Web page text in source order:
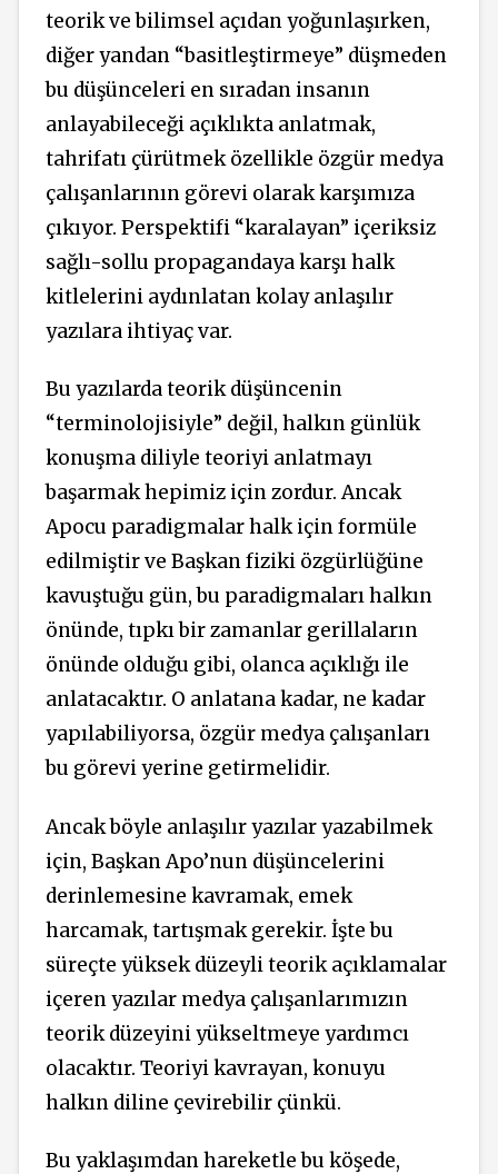
teorik ve bilimsel açıdan yoğunlaşırken,
diğer yandan “basitleştirmeye” düşmeden
bu düşünceleri en sıradan insanın
anlayabileceği açıklıkta anlatmak,
tahrifatı çürütmek özellikle özgür medya
çalışanlarının görevi olarak karşımıza
çıkıyor. Perspektifi “karalayan” içeriksiz
sağlı-sollu propagandaya karşı halk
kitlelerini aydınlatan kolay anlaşılır
yazılara ihtiyaç var.
Bu yazılarda teorik düşüncenin
“terminolojisiyle” değil, halkın günlük
konuşma diliyle teoriyi anlatmayı
başarmak hepimiz için zordur. Ancak
Apocu paradigmalar halk için formüle
edilmiştir ve Başkan fiziki özgürlüğüne
kavuştuğu gün, bu paradigmaları halkın
önünde, tıpkı bir zamanlar gerillaların
önünde olduğu gibi, olanca açıklığı ile
anlatacaktır. O anlatana kadar, ne kadar
yapılabiliyorsa, özgür medya çalışanları
bu görevi yerine getirmelidir.
Ancak böyle anlaşılır yazılar yazabilmek
için, Başkan Apo’nun düşüncelerini
derinlemesine kavramak, emek
harcamak, tartışmak gerekir. İşte bu
süreçte yüksek düzeyli teorik açıklamalar
içeren yazılar medya çalışanlarımızın
teorik düzeyini yükseltmeye yardımcı
olacaktır. Teoriyi kavrayan, konuyu
halkın diline çevirebilir çünkü.
Bu yaklaşımdan hareketle bu köşede,